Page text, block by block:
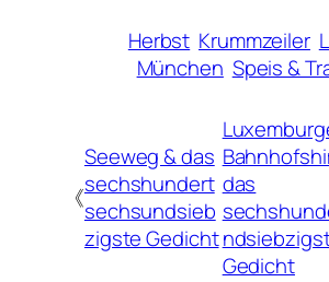
Herbst Krummzeiler
München Speis &
《
Seeweg & das
sechshundert
sechsundsieb
zigste Gedicht
das
Gedicht